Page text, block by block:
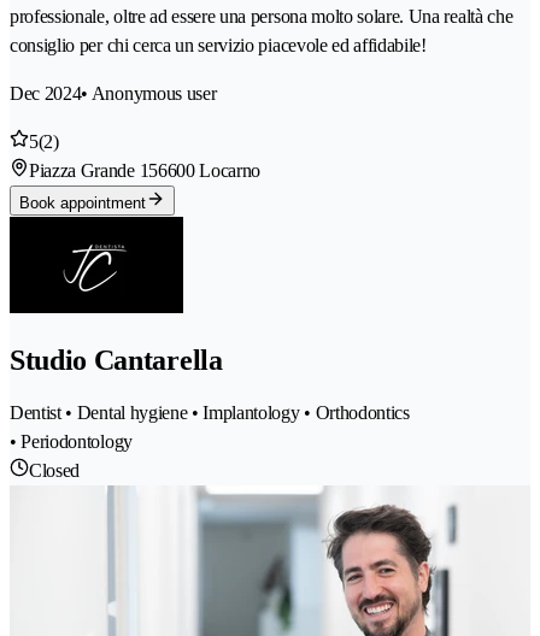
professionale, oltre ad essere una persona molto solare. Una realtà che
consiglio per chi cerca un servizio piacevole ed affidabile!
Dec 2024• Anonymous user
5(2)
Piazza Grande 156600 Locarno
Book appointment
Studio Cantarella
Dentist • Dental hygiene • Implantology • Orthodontics
• Periodontology
Closed